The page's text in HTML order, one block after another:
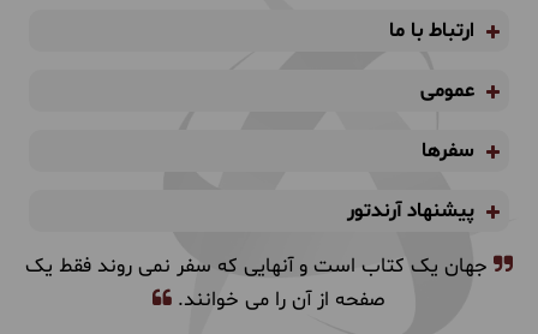
ارتباط با ما
عمومی
سفرها
پیشنهاد آرندتور
جهان یک کتاب است و آنهایی که سفر نمی روند فقط یک
صفحه از آن را می خوانند.